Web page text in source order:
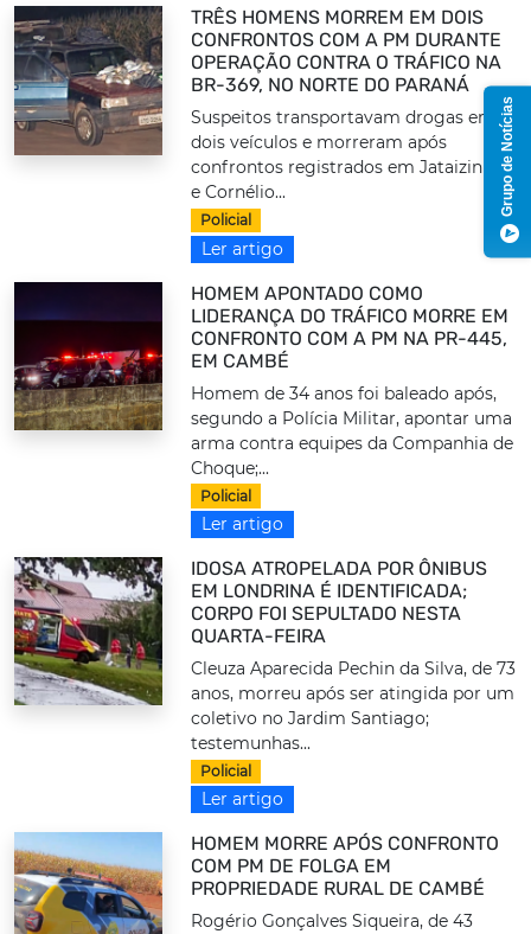
TRÊS HOMENS MORREM EM DOIS
CONFRONTOS COM A PM DURANTE
OPERAÇÃO CONTRA O TRÁFICO NA
BR-369, NO NORTE DO PARANÁ
Suspeitos transportavam drogas em
dois veículos e morreram após
confrontos registrados em Jataizinho
e Cornélio...
Policial
Ler artigo
HOMEM APONTADO COMO
LIDERANÇA DO TRÁFICO MORRE EM
CONFRONTO COM A PM NA PR-445,
EM CAMBÉ
Homem de 34 anos foi baleado após,
segundo a Polícia Militar, apontar uma
arma contra equipes da Companhia de
Choque;...
Policial
Ler artigo
IDOSA ATROPELADA POR ÔNIBUS
EM LONDRINA É IDENTIFICADA;
CORPO FOI SEPULTADO NESTA
QUARTA-FEIRA
Cleuza Aparecida Pechin da Silva, de 73
anos, morreu após ser atingida por um
coletivo no Jardim Santiago;
testemunhas...
Policial
Ler artigo
HOMEM MORRE APÓS CONFRONTO
COM PM DE FOLGA EM
PROPRIEDADE RURAL DE CAMBÉ
Rogério Gonçalves Siqueira, de 43
Grupo de Notícias